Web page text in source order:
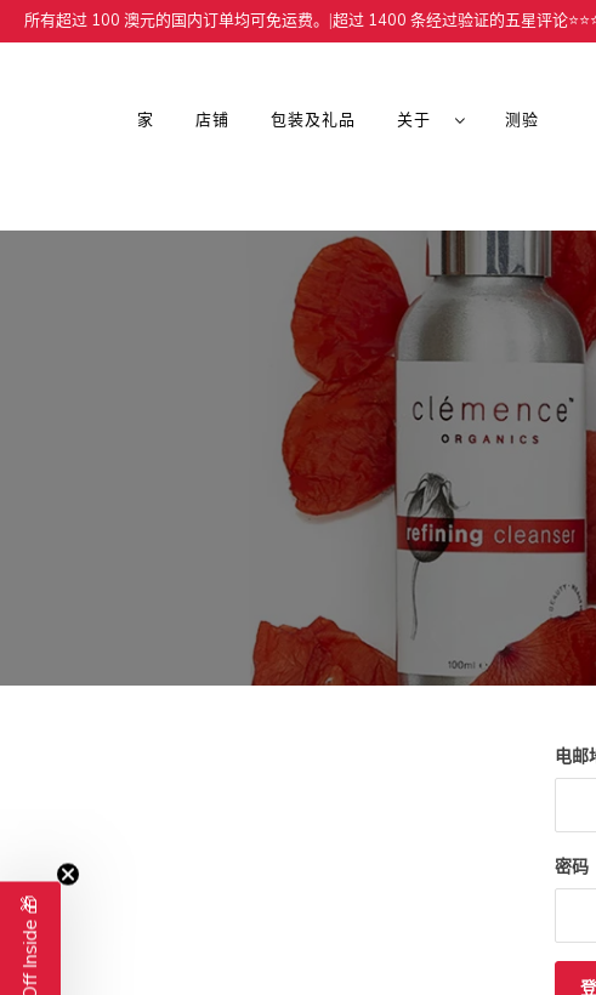
所有超过 100 澳元的国内订单均可免运费。 |超过 1400 条经过验证的五星评论
家 店铺 包装及礼品 关于 测验
电邮
密码